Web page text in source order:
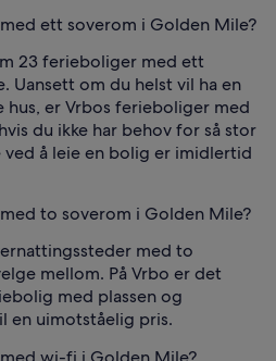
ett soverom i Golden Mile?
23 ferieboliger med ett
Uansett om du helst vil ha en
er Vrbos ferieboliger med
du ikke har behov for så stor
ved å leie en bolig er imidlertid
to soverom i Golden Mile?
med to
mellom. På Vrbo er det
med plassen og
en uimotståelig pris.